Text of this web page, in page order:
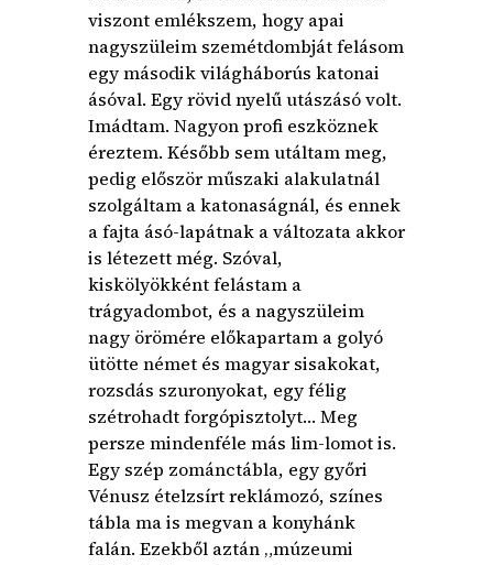
viszont emlékszem, hogy apai
nagyszüleim szemétdombját felásom
egy második világháborús katonai
ásóval. Egy rövid nyelű utászásó volt.
Imádtam. Nagyon profi eszköznek
éreztem. Később sem utáltam meg,
pedig először műszaki alakulatnál
szolgáltam a katonaságnál, és ennek
a fajta ásó-lapátnak a változata akkor
is létezett még. Szóval,
kiskölyökként felástam a
trágyadombot, és a nagyszüleim
nagy örömére előkapartam a golyó
ütötte német és magyar sisakokat,
rozsdás szuronyokat, egy félig
szétrohadt forgópisztolyt… Meg
persze mindenféle más lim-lomot is.
Egy szép zománctábla, egy győri
Vénusz ételzsírt reklámozó, színes
tábla ma is megvan a konyhánk
falán. Ezekből aztán „múzeumi